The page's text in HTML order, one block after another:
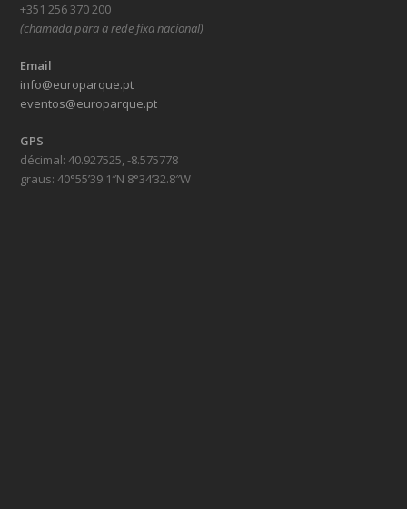
+351 256 370 200
(chamada para a rede fixa nacional)
Email
info@europarque.pt
eventos@europarque.pt
GPS
décimal: 40.927525, -8.575778
graus: 40°55’39.1″N 8°34’32.8″W